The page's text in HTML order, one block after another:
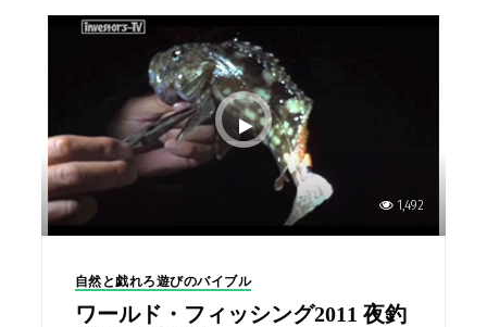
1,492
自然と戯れろ遊びのバイブル
ワールド・フィッシング2011 夜釣